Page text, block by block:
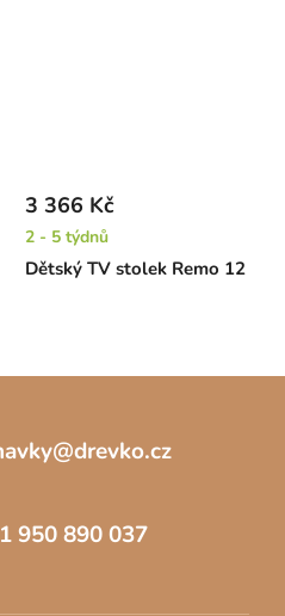
Dětský TV stolek Remo 12
3 366 Kč
2 - 5 týdnů
@drevko.cz
950 890 037